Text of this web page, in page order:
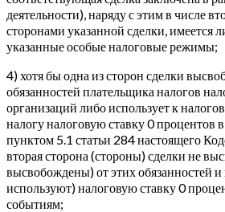
деятельности), наряду с этим в числе
сторонами указанной сделки, имеется
указанные особые налоговые режимы;
4) хотя бы одна из сторон сделки
обязанностей плательщика налогов
организаций либо использует к
налогу налоговую ставку 0 процентов
пунктом 5.1 статьи 284 настоящего
вторая сторона (стороны) сделки не
высвобождены) от этих обязанностей и
используют) налоговую ставку 0
событиям;